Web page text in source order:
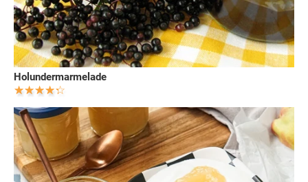
Holundermarmelade